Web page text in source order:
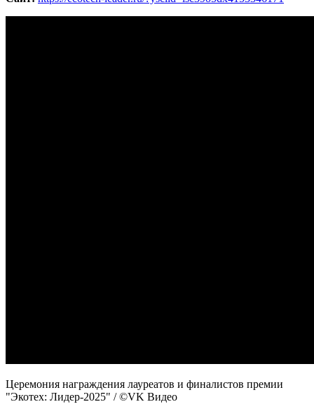
Церемония награждения лауреатов и финалистов премии
"Экотех: Лидер-2025" / ©VK Видео